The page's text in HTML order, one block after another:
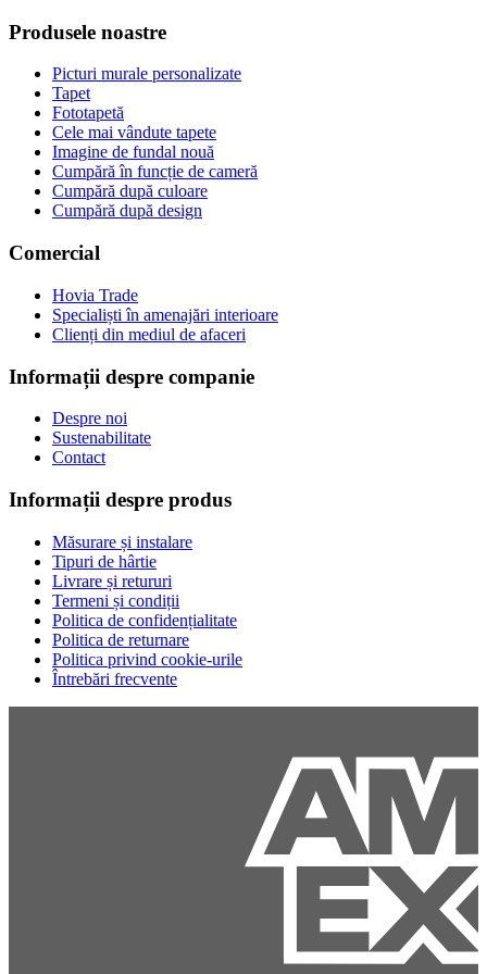
Produsele noastre
Picturi murale personalizate
Tapet
Fototapetă
Cele mai vândute tapete
Imagine de fundal nouă
Cumpără în funcție de cameră
Cumpără după culoare
Cumpără după design
Comercial
Hovia Trade
Specialiști în amenajări interioare
Clienți din mediul de afaceri
Informații despre companie
Despre noi
Sustenabilitate
Contact
Informații despre produs
Măsurare și instalare
Tipuri de hârtie
Livrare și retururi
Termeni și condiții
Politica de confidențialitate
Politica de returnare
Politica privind cookie-urile
Întrebări frecvente